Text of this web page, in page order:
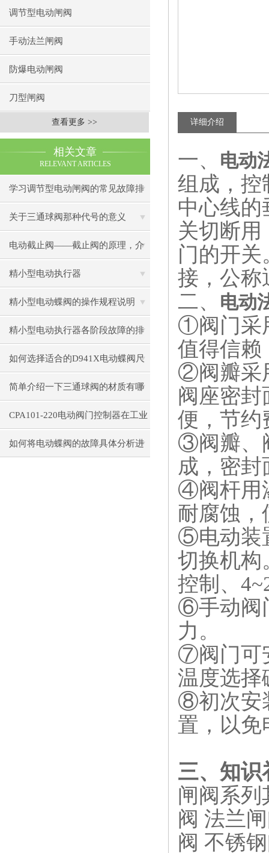
调节型电动闸阀
手动法兰闸阀
防爆电动闸阀
刀型闸阀
查看更多 >>
相关文章
RELEVANT ARTICLES
学习调节型电动闸阀的常见故障排
除方法
关于三通球阀那种代号的意义
电动截止阀——截止阀的原理，介
绍及使用注意事项
精小型电动执行器
精小型电动蝶阀的操作规程说明
精小型电动执行器各阶段故障的排
除
如何选择适合的D941X电动蝶阀尺
寸和材质？
简单介绍一下三通球阀的材质有哪
些
CPA101-220电动阀门控制器在工业
自动化中的应用
如何将电动蝶阀的故障具体分析进
详细介绍
一、 电动
组成，控
中心线
关切断
门的开
接，公称
二、
电动
①阀门采
值得信
②阀瓣采
阀座密
便，节
③阀瓣、
成，密
④阀杆用
耐腐蚀
⑤电动装
切换机构
控制、
⑥手动阀
力。
⑦阀门可
温度选择
⑧初次安
置，以免
三、 知识
闸阀系
阀 法兰
阀 不锈